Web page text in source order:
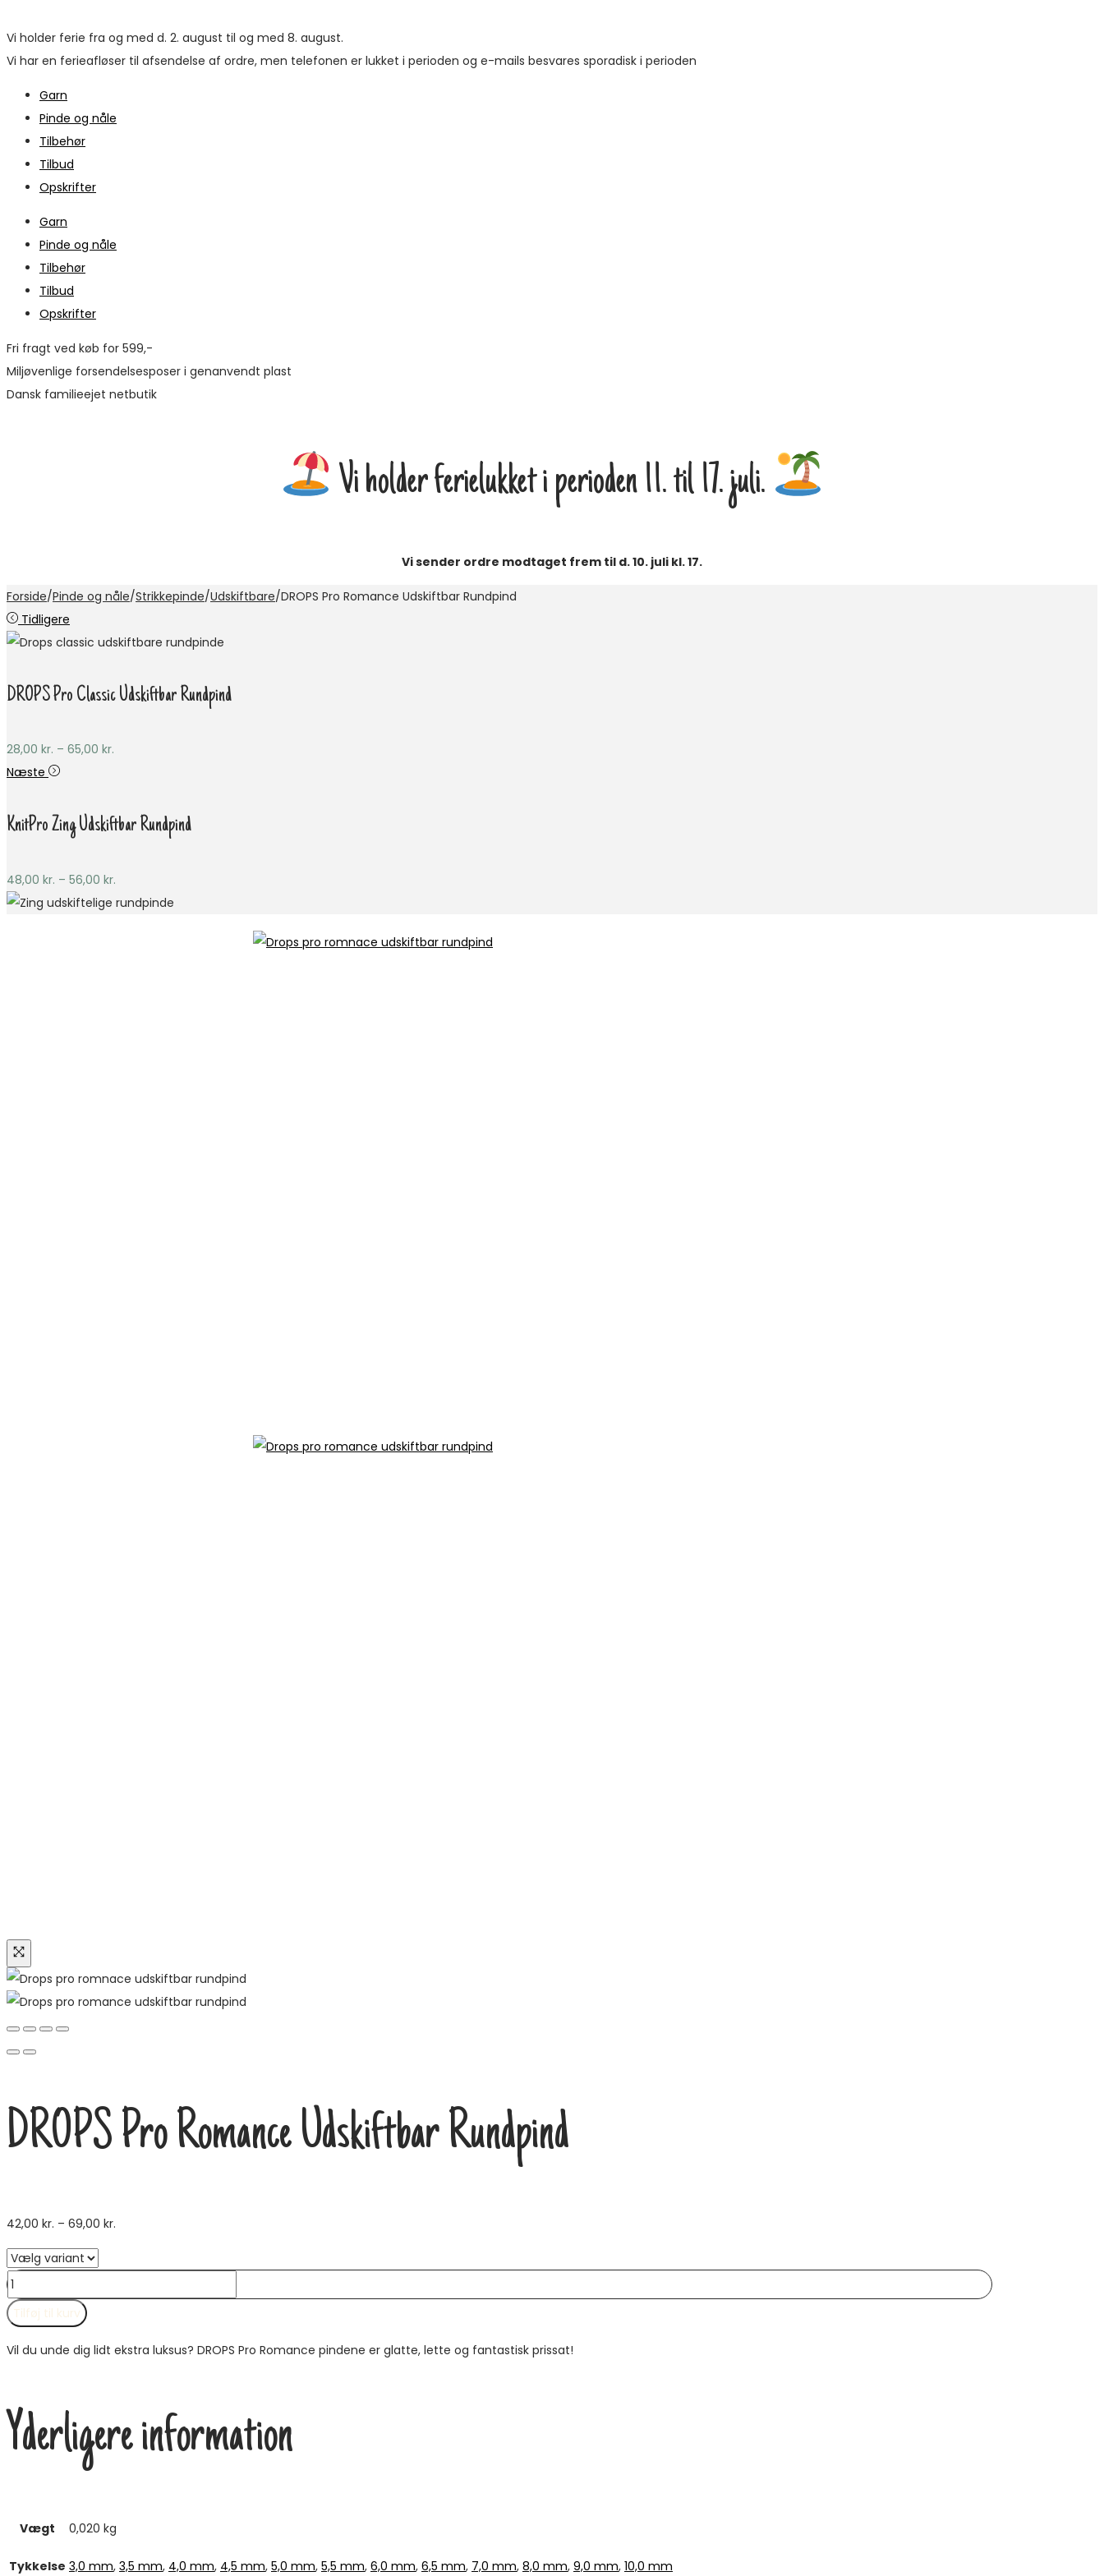
Vi holder ferie fra og med d. 2. august til og med 8. august.
Vi har en ferieafløser til afsendelse af ordre, men telefonen er lukket i perioden og e-mails besvares sporadisk i perioden
Garn
Pinde og nåle
Tilbehør
Tilbud
Opskrifter
Garn
Pinde og nåle
Tilbehør
Tilbud
Opskrifter
Fri fragt ved køb for 599,-
Miljøvenlige forsendelsesposer i genanvendt plast
Dansk familieejet netbutik
Vi holder ferielukket i perioden 11. til 17. juli.
Vi sender ordre modtaget frem til d. 10. juli kl. 17.
Forside/Pinde og nåle/Strikkepinde/Udskiftbare/DROPS Pro Romance Udskiftbar Rundpind
Tidligere
DROPS Pro Classic Udskiftbar Rundpind
28,00 kr. – 65,00 kr.
65,00 kr.
Næste
KnitPro Zing Udskiftbar Rundpind
48,00 kr. – 56,00 kr.
48,00 kr.
DROPS Pro Romance Udskiftbar Rundpind
42,00 kr. – 69,00 kr.
til
DROPS
Pro
Romance
Udskiftbar
Tilføj til kurv
Vil du unde dig lidt ekstra luksus? DROPS Pro Romance pindene er glatte, lette og fantastisk prissat!
Yderligere information
Vægt 0,020 kg
Tykkelse 3,0 mm, 3,5 mm, 4,0 mm, 4,5 mm, 5,0 mm, 5,5 mm, 6,0 mm, 6,5 mm, 7,0 mm, 8,0 mm, 9,0 mm, 10,0 mm